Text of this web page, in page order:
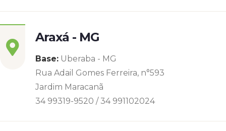
Araxá - MG
Base: Uberaba - MG
Rua Adail Gomes Ferreira, n°593
Jardim Maracanã
34 99319-9520 / 34 991102024